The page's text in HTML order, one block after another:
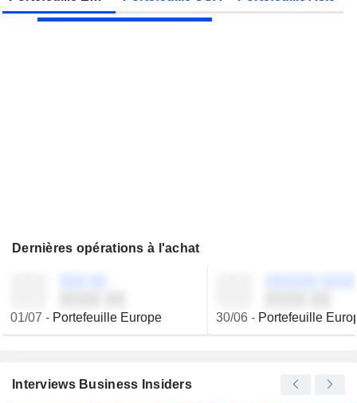
JBS N.V. Publication des résultats - Q2 2026
Dernières opérations à l'achat
01/07 - Portefeuille Europe 30/06- Portefeuille
Interviews Business Insiders